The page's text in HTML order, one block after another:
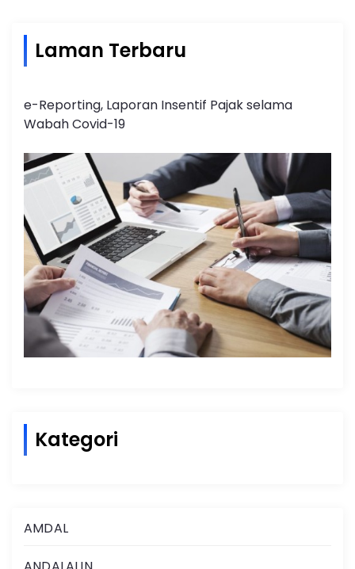
Laman Terbaru
e-Reporting, Laporan Insentif Pajak selama
Wabah Covid-19
Kategori
AMDAL